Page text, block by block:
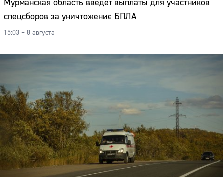
Мурманская область введёт выплаты для участников
спецсборов за уничтожение БПЛА
15:03 – 8 августа
Адрес: